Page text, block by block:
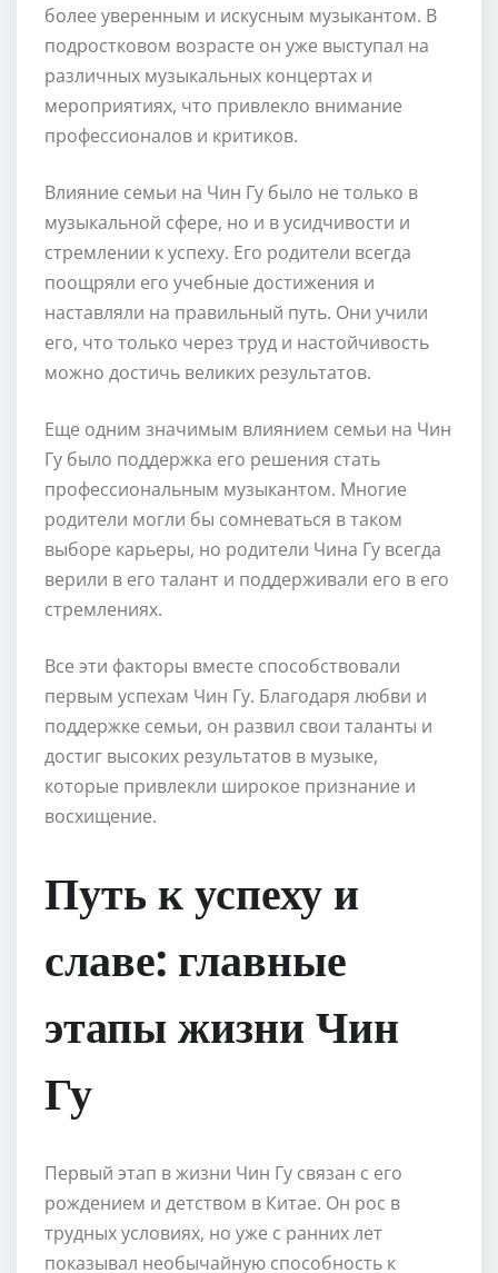
более уверенным и искусным музыкантом. В
подростковом возрасте он уже выступал на
различных музыкальных концертах и
мероприятиях, что привлекло внимание
профессионалов и критиков.
Влияние семьи на Чин Гу было не только в
музыкальной сфере, но и в усидчивости и
стремлении к успеху. Его родители всегда
поощряли его учебные достижения и
наставляли на правильный путь. Они учили
его, что только через труд и настойчивость
можно достичь великих результатов.
Еще одним значимым влиянием семьи на Чин
Гу было поддержка его решения стать
профессиональным музыкантом. Многие
родители могли бы сомневаться в таком
выборе карьеры, но родители Чина Гу всегда
верили в его талант и поддерживали его в его
стремлениях.
Все эти факторы вместе способствовали
первым успехам Чин Гу. Благодаря любви и
поддержке семьи, он развил свои таланты и
достиг высоких результатов в музыке,
которые привлекли широкое признание и
восхищение.
Путь к успеху и
славе: главные
этапы жизни Чин
Гу
Первый этап в жизни Чин Гу связан с его
рождением и детством в Китае. Он рос в
трудных условиях, но уже с ранних лет
показывал необычайную способность к